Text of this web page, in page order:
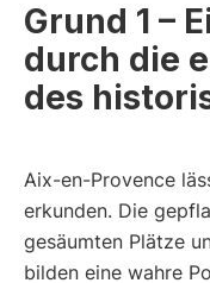
Grund 1 –
durch die
des
Aix-en-Provence
erkunden. Die
gesäumten Plätze
bilden eine wahre